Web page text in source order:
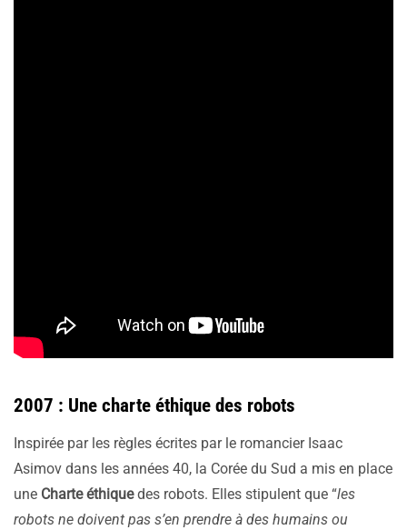
2007 : Une charte éthique des robots
Inspirée par les règles écrites par le romancier Isaac
Asimov dans les années 40, la Corée du Sud a mis en place
une Charte éthiquedes robots. Elles stipulent que “les
robots ne doivent pas s’en prendre à des humains ou